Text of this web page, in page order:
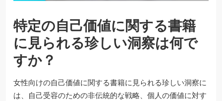
特定の自己価値に関する書籍
に見られる珍しい洞察は何で
すか？
女性向けの自己価値に関する書籍に見られる珍しい洞察に
は、自己受容のための非伝統的な戦略、個人の価値に対す